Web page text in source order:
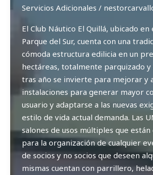
Servicios Adicionales /
El Club Náutico El Quillá, ubicado
Parque del Sur, cuenta con una
cómoda estructura edilicia en un
hectáreas, totalmente parquizado y
tras año se invierte para mejorar y
instalaciones para generar mayor
usuario y adaptarse a las nuevas
estilo de vida actual demanda. Las
salones de usos múltiples que
para la organización de cualquier
de socios y no socios que deseen
mismas cuentan con parrillero,